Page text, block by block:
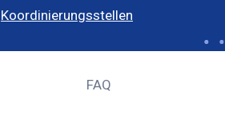
Koordinierungsstellen
FAQ